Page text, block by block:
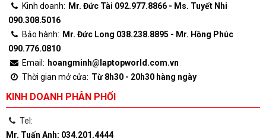
Kinh doanh: Mr. Đức Tài 092.977.8866 - Ms. Tuyết Nhi
090.308.5016
Bảo hành: Mr. Đức Long 038.238.8895 - Mr. Hồng Phúc
090.776.0810
Email: hoangminh@laptopworld.com.vn
Thời gian mở cửa: Từ 8h30 - 20h30 hàng ngày
KINH DOANH PHÂN PHỐI
Tel:
Mr. Tuấn Anh: 034.201.4444